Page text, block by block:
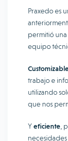
Praxedo es
permitió
equipo
trabajo e
utilizando
que nos
Yeficiente ,